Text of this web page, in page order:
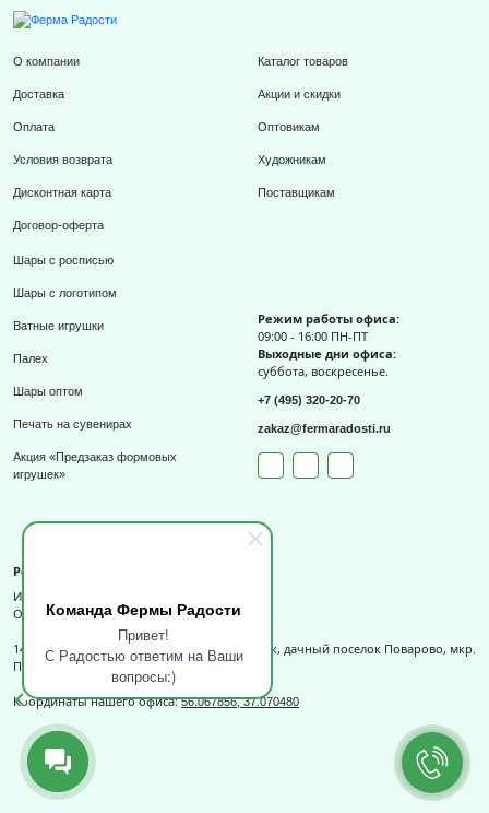
Команда Фермы Радости
Привет!
С Радостью ответим на Ваши
вопросы:)
О компании
Доставка
Оплата
Условия возврата
Дисконтная карта
Договор-оферта
Каталог товаров
Акции и скидки
Оптовикам
Художникам
Поставщикам
Шары с росписью
Шары с логотипом
Ватные игрушки
Палех
Шары оптом
Печать на сувенирах
Акция «Предзаказ формовых
игрушек»
Режим работы офиса:
09:00 - 16:00 ПН-ПТ
Выходные дни офиса:
суббота, воскресенье.
+7 (495) 320-20-70
zakaz@fermaradosti.ru
Реквизиты
ИП Слизов Е.П.
ОГРНИП: 324508100709727,
141540, Московская обл., г.о. Солнечногорск, дачный поселок Поварово, мкр.
Поваровка, д.12, к.1.
Координаты нашего офиса:56.067856, 37.070480